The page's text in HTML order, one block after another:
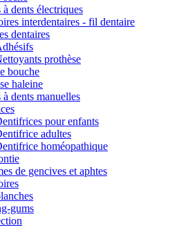
à dents électriques
interdentaires - fil dentaire
dentaires
prothèse
bouche
haleine
à dents manuelles
pour enfants
adultes
homéopathique
de gencives et aphtes
gums